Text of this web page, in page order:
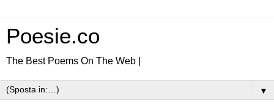
Poesie.co
The Best Poems On The Web |
▼